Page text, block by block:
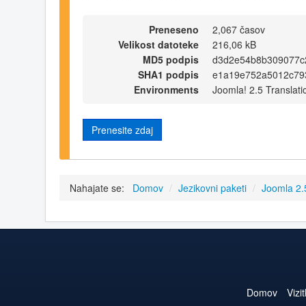
Preneseno
2,067 časov
Velikost datoteke
216,06 kB
MD5 podpis
SHA1 podpis
Environments
Joomla! 2.5
Prenesite zdaj
Nahajate se: Domov / Jezikovni paketi / Joomla
Domov